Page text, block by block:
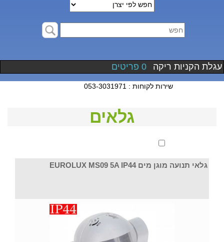
עגלת הקניות ריקה 0 פריטים
שירות לקוחות : 053-3031971
גלאים
גלאי תנועה מוגן מים EUROLUX MS09 5A IP44